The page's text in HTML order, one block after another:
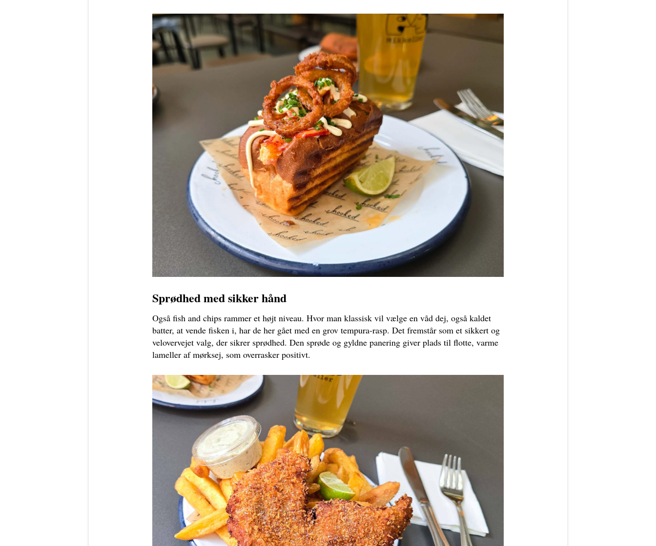
Sprødhed med sikker hånd
Også fish and chips rammer et højt niveau. Hvor man klassisk vil vælge en våd dej, også kaldet
batter, at vende fisken i, har de her gået med en grov tempura-rasp. Det fremstår som et sikkert og
velovervejet valg, der sikrer sprødhed. Den sprøde og gyldne panering giver plads til flotte, varme
lameller af mørksej, som overrasker positivt.